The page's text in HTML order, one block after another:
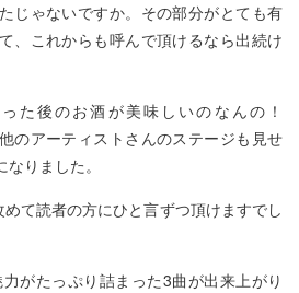
じゃないですか。その部分がとても有
、これからも呼んで頂けるなら出続け
た後のお酒が美味しいのなんの！
のアーティストさんのステージも見せ
りました。
て読者の方にひと言ずつ頂けますでし
がたっぷり詰まった3曲が出来上がり